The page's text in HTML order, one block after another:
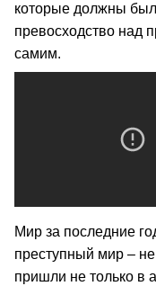
которые должны
превосходство над
самим.
Мир за последние
преступный мир –
пришли не только в